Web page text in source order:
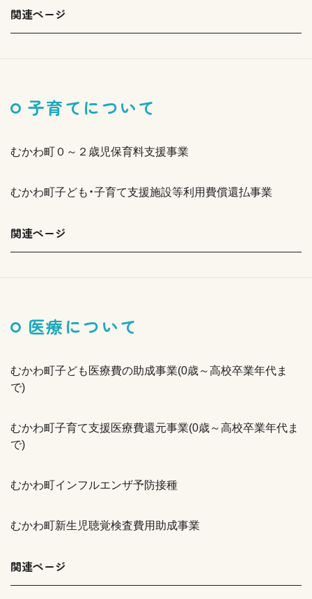
関連ページ
子育てについて
むかわ町０～２歳児保育料支援事業
むかわ町子ども・子育て支援施設等利用費償還払事業
関連ページ
医療について
むかわ町子ども医療費の助成事業(0歳～高校卒業年代ま
で)
むかわ町子育て支援医療費還元事業(0歳～高校卒業年代ま
で)
むかわ町インフルエンザ予防接種
むかわ町新生児聴覚検査費用助成事業
関連ページ